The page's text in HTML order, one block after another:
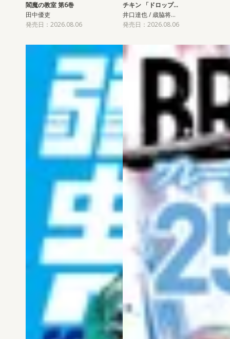
閻魔の教室 第6巻
田中優吏
発売日：2026.08.06
チキン 「ドロップ…
井口達也 / 歳脇将…
発売日：2026.08.06